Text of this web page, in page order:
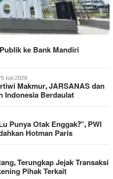
ke Bank Mandiri
Juli 2026
Makmur, JARSANAS dan
Indonesia Berdaulat
Punya Otak Enggak?”, PWI
Hotman Paris
Terungkap Jejak Transaksi
Pihak Terkait